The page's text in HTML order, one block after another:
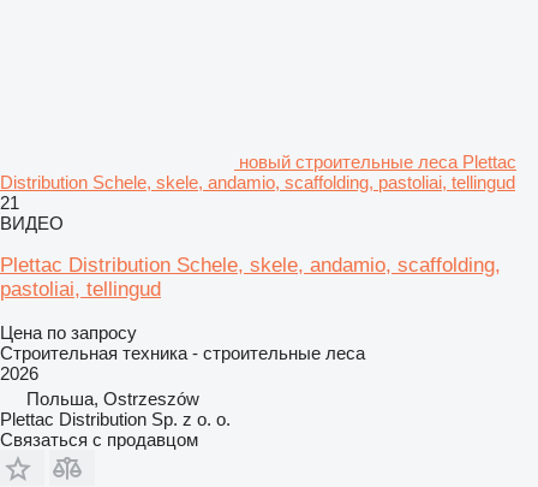
новый строительные леса Plettac
Distribution Schele, skele, andamio, scaffolding, pastoliai, tellingud
21
ВИДЕО
Plettac Distribution Schele, skele, andamio, scaffolding,
pastoliai, tellingud
Цена по запросу
Строительная техника - строительные леса
2026
Польша, Ostrzeszów
Plettac Distribution Sp. z o. o.
Связаться с продавцом